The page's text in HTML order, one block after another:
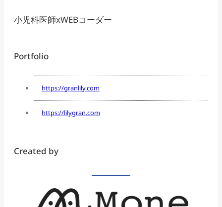
小児科医師xWEBコーダー
Portfolio
https://granlily.com
https://lilygran.com
Created by